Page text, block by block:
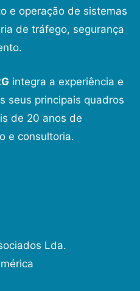
e operação de sistemas
de tráfego, segurança
integra a experiência e
seus principais quadros
de 20 anos de
e consultoria.
Lda.